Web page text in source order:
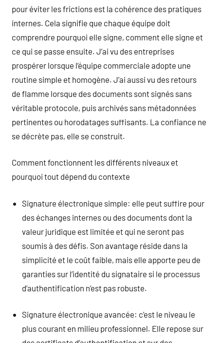
pour éviter les frictions est la cohérence des pratiques
internes. Cela signifie que chaque équipe doit
comprendre pourquoi elle signe, comment elle signe et
ce qui se passe ensuite. J’ai vu des entreprises
prospérer lorsque l’équipe commerciale adopte une
routine simple et homogène. J’ai aussi vu des retours
de flamme lorsque des documents sont signés sans
véritable protocole, puis archivés sans métadonnées
pertinentes ou horodatages suffisants. La confiance ne
se décrète pas, elle se construit.
Comment fonctionnent les différents niveaux et
pourquoi tout dépend du contexte
Signature électronique simple: elle peut suffire pour
des échanges internes ou des documents dont la
valeur juridique est limitée et qui ne seront pas
soumis à des défis. Son avantage réside dans la
simplicité et le coût faible, mais elle apporte peu de
garanties sur l’identité du signataire si le processus
d’authentification n’est pas robuste.
Signature électronique avancée: c’est le niveau le
plus courant en milieu professionnel. Elle repose sur